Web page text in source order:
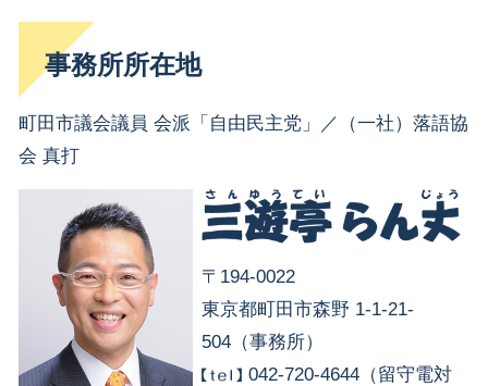
事務所所在地
町田市議会議員 会派「自由民主党」／（一社）落語協
会 真打
〒194-0022
東京都町田市森野 1-1-21-
504（事務所）
042-720-4644（留守電対